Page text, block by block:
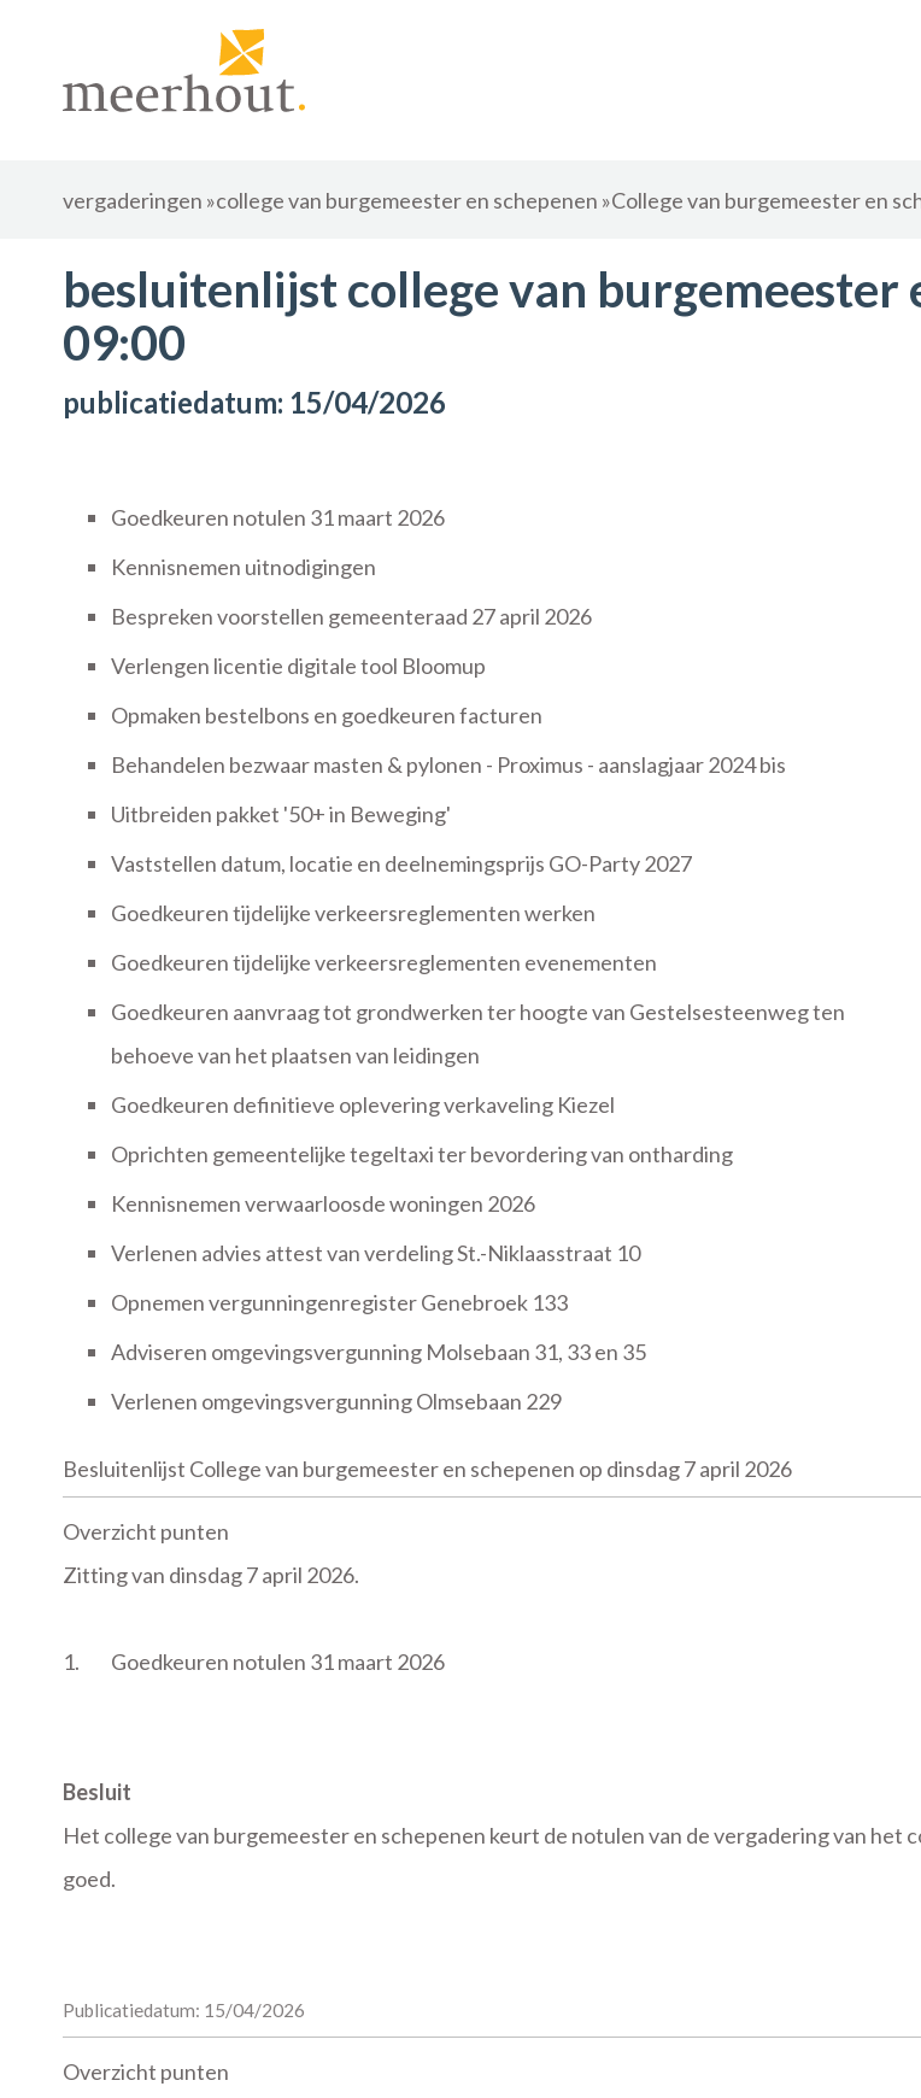
vergaderingen »college van burgemeester en schepenen »College van burgemeester en
besluitenlijst college van burgemeester
09:00
publicatiedatum: 15/04/2026
Goedkeuren notulen 31 maart 2026
Kennisnemen uitnodigingen
Bespreken voorstellen gemeenteraad 27 april 2026
Verlengen licentie digitale tool Bloomup
Opmaken bestelbons en goedkeuren facturen
Behandelen bezwaar masten & pylonen - Proximus - aanslagjaar 2024 bis
Uitbreiden pakket '50+ in Beweging'
Vaststellen datum, locatie en deelnemingsprijs GO-Party 2027
Goedkeuren tijdelijke verkeersreglementen werken
Goedkeuren tijdelijke verkeersreglementen evenementen
Goedkeuren aanvraag tot grondwerken ter hoogte van Gestelsesteenweg ten
behoeve van het plaatsen van leidingen
Goedkeuren definitieve oplevering verkaveling Kiezel
Oprichten gemeentelijke tegeltaxi ter bevordering van ontharding
Kennisnemen verwaarloosde woningen 2026
Verlenen advies attest van verdeling St.-Niklaasstraat 10
Opnemen vergunningenregister Genebroek 133
Adviseren omgevingsvergunning Molsebaan 31, 33 en 35
Verlenen omgevingsvergunning Olmsebaan 229
Besluitenlijst College van burgemeester en schepenen op dinsdag 7 april 2026
Overzicht punten
Zitting van dinsdag 7 april 2026.
1. Goedkeuren notulen 31 maart 2026
Besluit
Het college van burgemeester en schepenen keurt de notulen van de vergadering van het
goed.
Publicatiedatum: 15/04/2026
Overzicht punten